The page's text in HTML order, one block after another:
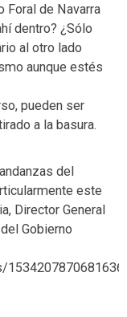
Foral de Navarra
dentro? ¿Sólo
al otro lado
aunque estés
pueden ser
a la basura.
del
este
Director General
Gobierno